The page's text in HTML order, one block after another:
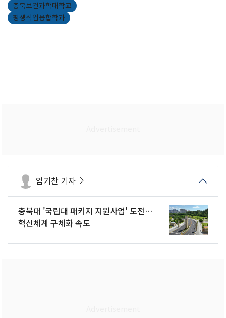
충북보건과학대학교
평생직업융합학과
엄기찬 기자
충북대 '국립대 패키지 지원사업' 도전…
혁신체계 구체화 속도